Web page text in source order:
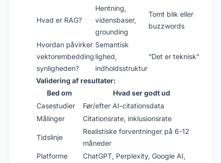
Hvad er RAG?
Hentning,
vidensbaser,
grounding
Tomt blik eller
buzzwords
Hvordan påvirker
vektorembedding
synligheden?
Semantisk
lighed,
indholdsstruktur
“Det er teknisk”
Validering af resultater:
Bed om
Hvad ser godt ud
Casestudier
Før/efter AI-citationsdata
Målinger
Citationsrate, inklusionsrate
Tidslinje
Realistiske forventninger på 6-12
måneder
Platforme
ChatGPT, Perplexity, Google AI,